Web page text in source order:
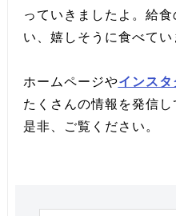
っていきましたよ。給
い、嬉しそうに食べてい
ホームページやインスタ
たくさんの情報を発信し
是非、ご覧ください。